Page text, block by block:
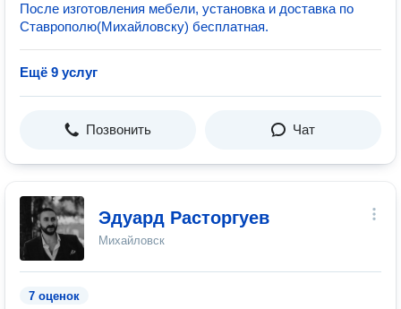
После изготовления мебели, установка и доставка по
Ставрополю(Михайловску) бесплатная.
Ещё 9 услуг
Позвонить Чат
Эдуард Расторгуев
Михайловск
7 оценок